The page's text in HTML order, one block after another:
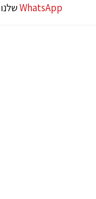
WhatsApp